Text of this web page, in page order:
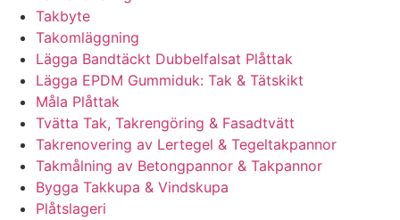
Takbyte
Takomläggning
Lägga Bandtäckt Dubbelfalsat Plåttak
Lägga EPDM Gummiduk: Tak & Tätskikt
Måla Plåttak
Tvätta Tak, Takrengöring & Fasadtvätt
Takrenovering av Lertegel & Tegeltakpannor
Takmålning av Betongpannor & Takpannor
Bygga Takkupa & Vindskupa
Plåtslageri